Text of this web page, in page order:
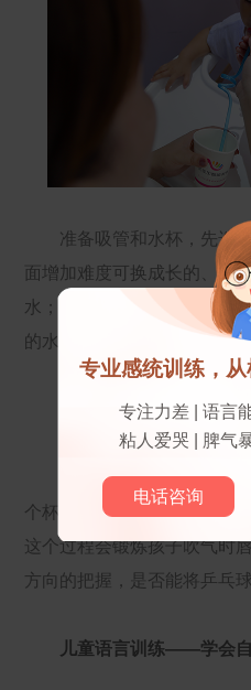
准备吸管和水杯，先选择
面增加难度可换成长的、粗
水；也可以进行相反操作，
的水，咕噜咕噜响，锻炼唇
儿童语言训练——吹乒
准备四个装满水的杯子摆
个杯子，练习将乒乓球依次
这个过程会锻炼孩子吹气时
方向的把握，是否能将乒乓
儿童语言训练——学会
专业感统训练，从
专注力差 | 语言
粘人爱哭 | 脾气
电话咨询